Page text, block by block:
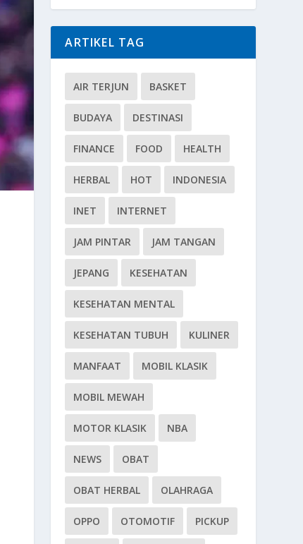
ARTIKEL TAG
AIR TERJUN BASKET
BUDAYA DESTINASI
FINANCE FOOD HEALTH
HERBAL HOT INDONESIA
INET INTERNET
JAM PINTAR JAM TANGAN
JEPANG KESEHATAN
KESEHATAN MENTAL
KESEHATAN TUBUH KULINER
MANFAAT MOBIL KLASIK
MOBIL MEWAH
MOTOR KLASIK NBA
NEWS OBAT
OBAT HERBAL OLAHRAGA
OPPO OTOMOTIF PICKUP